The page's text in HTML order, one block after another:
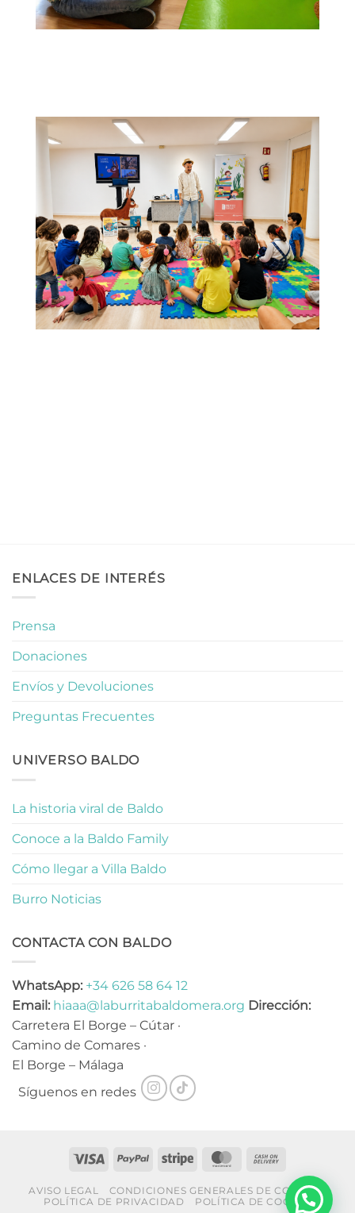
ENLACES DE INTERÉS
Prensa
Donaciones
Envíos y Devoluciones
Preguntas Frecuentes
UNIVERSO BALDO
La historia viral de Baldo
Conoce a la Baldo Family
Cómo llegar a Villa Baldo
Burro Noticias
CONTACTA CON BALDO
WhatsApp: +34 626 58 64 12
Email: hiaaa@laburritabaldomera.org Dirección:
Carretera El Borge – Cútar ·
Camino de Comares ·
El Borge – Málaga
Síguenos en redes
Visa PayPal Stripe MasterCard
On
Delivery
AVISO LEGAL
CONDICIONES GENERALES DE COMPRA
POLÍTICA DE PRIVACIDAD
POLÍTICA DE COOKIES